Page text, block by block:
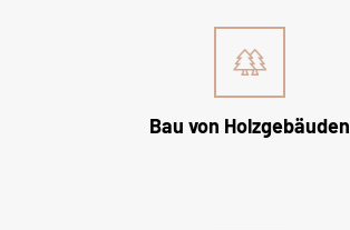
Bau von Holzgebäuden